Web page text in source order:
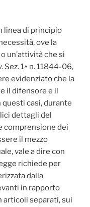
linea di principio
ove la
un’attività che si
1^ n. 11844-06,
evidenziato che la
il difensore e il
casi, durante
dettagli del
comprensione dei
il mezzo
vale a dire con
richiede per
dalla
in rapporto
articoli separati, sui